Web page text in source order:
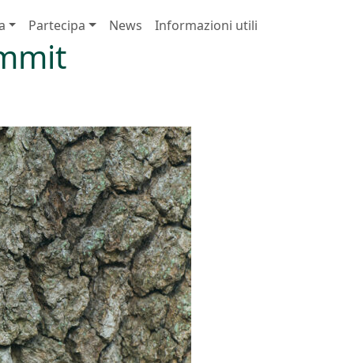
Partecipa News Informazioni utili